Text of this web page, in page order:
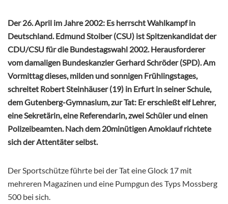
Der 26. April im Jahre 2002: Es herrscht Wahlkampf in
Deutschland. Edmund Stoiber (CSU) ist Spitzenkandidat der
CDU/CSU für die Bundestagswahl 2002. Herausforderer
vom damaligen Bundeskanzler Gerhard Schröder (SPD). Am
Vormittag dieses, milden und sonnigen Frühlingstages,
schreitet Robert Steinhäuser (19) in Erfurt in seiner Schule,
dem Gutenberg-Gymnasium, zur Tat: Er erschießt elf Lehrer,
eine Sekretärin, eine Referendarin, zwei Schüler und einen
Polizeibeamten. Nach dem 20minütigen Amoklauf richtete
sich der Attentäter selbst.
Der Sportschütze führte bei der Tat eine Glock 17 mit
mehreren Magazinen und eine Pumpgun des Typs Mossberg
500 bei sich.